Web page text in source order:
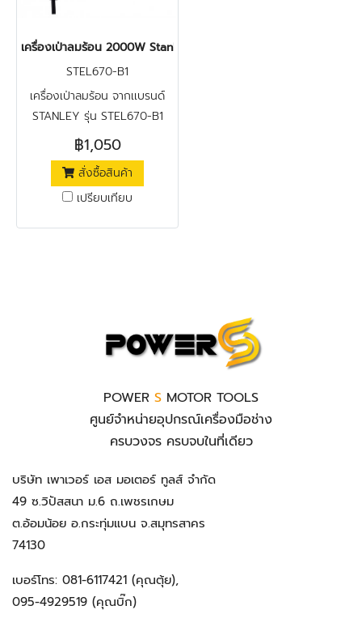
เครื่องเป่าลมร้อน 2000W Stanley รุ่น STEL670-B1 สวิตซ์ 2 ระดับ
STEL670-B1
เครื่องเป่าลมร้อน จากเเบรนด์
STANLEY รุ่น STEL670-B1
สำหรับการลอกสี, บัดกรีท่อเพื่อ
ให้พีวีซีหดตัว, เชื่อม และทำให้
พลาสติกโค้งงอ รวมถึงงาน
ทั่วไปที่ต้องการทำให้แห้ง และ
ได้อย่างดีเยี่ยม
฿1,050
สั่งซื้อสินค้า
เปรียบเทียบ
POWER S MOTOR TOOLS
ศูนย์จำหน่ายอุปกรณ์เครื่องมือช่าง
ครบวงจร ครบจบในที่เดียว
บริษัท เพาเวอร์ เอส มอเตอร์ ทูลส์ จำกัด
49 ซ.วิปัสสนา ม.6 ถ.เพชรเกษม
ต.อ้อมน้อย อ.กระทุ่มแบน จ.สมุทรสาคร
74130
เบอร์โทร: 081-6117421 (คุณตุ้ย),
095-4929519 (คุณบิ๊ก)